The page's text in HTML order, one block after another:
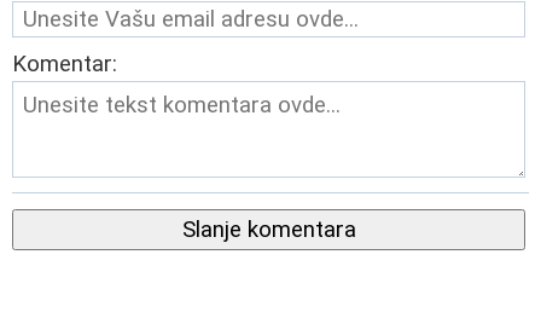
Komentar:
Slanje komentara